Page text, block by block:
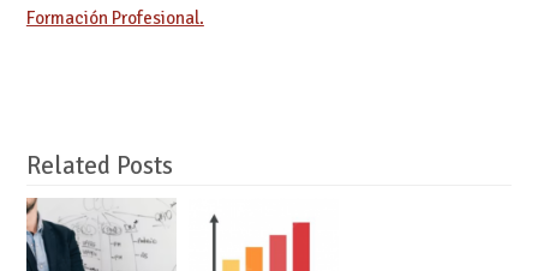
Formación Profesional.
Related Posts